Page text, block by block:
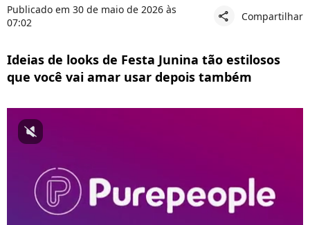
Publicado em 30 de maio de 2026 às
07:02
share Compartilhar
Ideias de looks de Festa Junina tão estilosos
que você vai amar usar depois também